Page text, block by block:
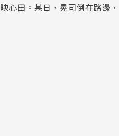
心田。某日，晃司倒在路邊，